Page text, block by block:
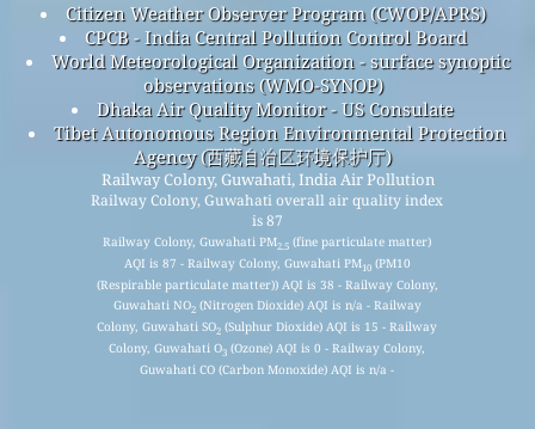
Citizen Weather Observer Program (CWOP/APRS)
CPCB - India Central Pollution Control Board
World Meteorological Organization - surface synoptic
observations (WMO-SYNOP)
Dhaka Air Quality Monitor - US Consulate
Tibet Autonomous Region Environmental Protection
Agency (西藏自治区环境保护厅)
Railway Colony, Guwahati, India Air Pollution
Railway Colony, Guwahati overall air quality index
is 87
Railway Colony, Guwahati PM2.5 (fine particulate matter)
AQI is 87 - Railway Colony, Guwahati PM10(PM10
(Respirable particulate matter)) AQI is 38 - Railway Colony,
Guwahati NO2(Nitrogen Dioxide) AQI is n/a - Railway
Colony, Guwahati SO2 (Sulphur Dioxide) AQI is 15 - Railway
Colony, Guwahati O3 (Ozone) AQI is 0 - Railway Colony,
Guwahati CO (Carbon Monoxide) AQI is n/a -